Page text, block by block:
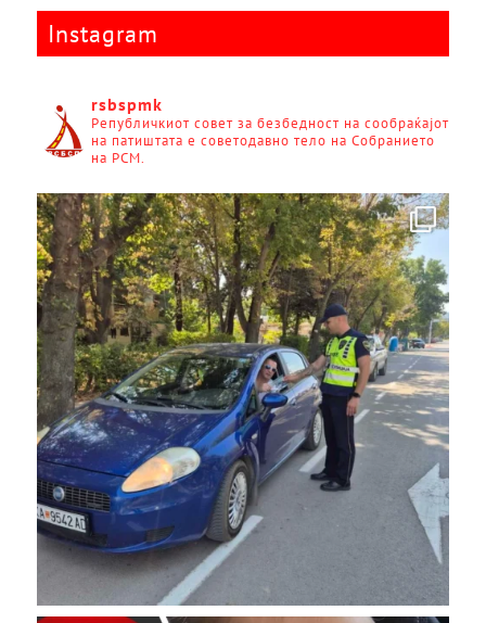
Instagram
rsbspmk
Републичкиот совет за безбедност на сообраќајот
на патиштата е советодавно тело на Собранието
на РСМ.